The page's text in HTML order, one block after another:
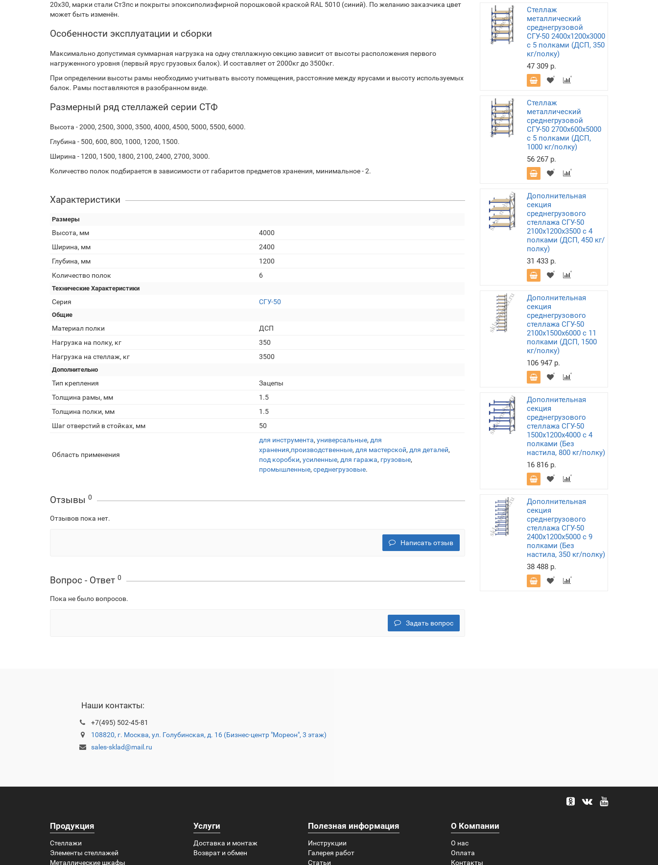
20х30, марки стали Ст3пс и покрыты эпоксиполиэфирной порошковой краской RAL 5010 (синий). По желанию заказчика цвет
может быть изменён.
Особенности эксплуатации и сборки
Максимально допустимая суммарная нагрузка на одну стеллажную секцию зависит от высоты расположения первого
нагруженного уровня (первый ярус грузовых балок). И составляет от 2000кг до 3500кг.
При определении высоты рамы необходимо учитывать высоту помещения, расстояние между ярусами и высоту используемых
балок. Рамы поставляются в разобранном виде.
Размерный ряд стеллажей серии СТФ
Высота - 2000, 2500, 3000, 3500, 4000, 4500, 5000, 5500, 6000.
Глубина - 500, 600, 800, 1000, 1200, 1500.
Ширина - 1200, 1500, 1800, 2100, 2400, 2700, 3000.
Количество полок подбирается в зависимости от габаритов предметов хранения, минимальное - 2.
Характеристики
Размеры
Высота, мм
4000
Ширина, мм
2400
Глубина, мм
1200
Количество полок
6
Технические Характеристики
Серия СГУ-50
Общие
Материал полки
ДСП
Нагрузка на полку, кг
350
Нагрузка на стеллаж, кг
3500
Дополнительно
Тип крепления
Зацепы
Толщина рамы, мм
1.5
Толщина полки, мм
1.5
Шаг отверстий в стойках, мм
50
Область применения
для инструмента, универсальные, для
хранения,производственные, для мастерской, для деталей,
под коробки, усиленные, для гаража, грузовые,
промышленные, среднегрузовые.
Отзывы 0
Отзывов пока нет.
Написать отзыв
Вопрос - Ответ 0
Пока не было вопросов.
Задать вопрос
Стеллаж
металлический
среднегрузовой
СГУ-50 2400х1200х3000
с 5 полками (ДСП, 350
кг/полку)
47 309 р.
Стеллаж
металлический
среднегрузовой
СГУ-50 2700х600х5000
с 5 полками (ДСП,
1000 кг/полку)
56 267 р.
Дополнительная
секция
среднегрузового
стеллажа СГУ-50
2100х1200х3500 с 4
полками (ДСП, 450 кг/
полку)
31 433 р.
Дополнительная
секция
среднегрузового
стеллажа СГУ-50
2100х1500х6000 с 11
полками (ДСП, 1500
кг/полку)
106 947 р.
Дополнительная
секция
среднегрузового
стеллажа СГУ-50
1500х1200х4000 с 4
полками (Без
настила, 800 кг/полку)
16 816 р.
Дополнительная
секция
среднегрузового
стеллажа СГУ-50
2400х1200х5000 с 9
полками (Без
настила, 350 кг/полку)
38 488 р.
Наши контакты:
+7(495) 502-45-81
108820, г. Москва, ул. Голубинская, д. 16 (Бизнес-центр "Мореон", 3 этаж)
sales-sklad@mail.ru
Продукция
Стеллажи
Элементы стеллажей
Металлические шкафы
Услуги
Доставка и монтаж
Возврат и обмен
Полезная информация
Инструкции
Галерея работ
Статьи
О Компании
О нас
Оплата
Контакты